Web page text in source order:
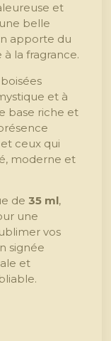
et
belle
apporte du
la fragrance.
et à
base riche et
ceux qui
moderne et
de 35 ml,
une
vos
signée
et